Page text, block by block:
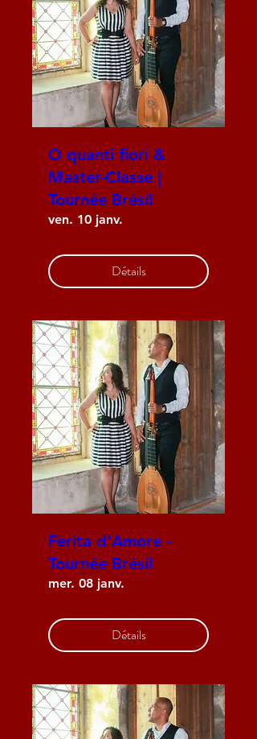
O quanti fiori &
Master-Classe |
Tournée Brésil
ven. 10 janv.
Détails
Ferita d'Amore -
Tournée Brésil
mer. 08 janv.
Détails